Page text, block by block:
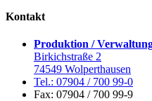
Kontakt
Produktion /
Birkichstraße 2
74549 Wolperthausen
Tel.: 07904 / 700 99-0
Fax: 07904 / 700 99-9